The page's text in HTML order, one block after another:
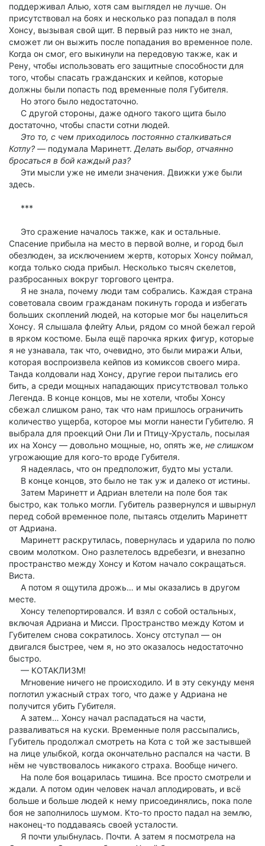
поддерживал Алью, хотя сам выглядел не лучше. Он
присутствовал на боях и несколько раз попадал в поля
Хонсу, вызывая свой щит. В первый раз никто не знал,
сможет ли он выжить после попадания во временное поле.
Когда он смог, его выкинули на передовую также, как и
Рену, чтобы использовать его защитные способности для
того, чтобы спасать гражданских и кейпов, которые
должны были попасть под временные поля Губителя.
Но этого было недостаточно.
С другой стороны, даже одного такого щита было
достаточно, чтобы спасти сотни людей.
Это то, с чем приходилось постоянно сталкиваться
Котлу? — подумала Маринетт. Делать выбор, отчаянно
бросаться в бой каждый раз?
Эти мысли уже не имели значения. Движки уже были
здесь.
***
Это сражение началось также, как и остальные.
Спасение прибыла на место в первой волне, и город был
обезлюден, за исключением жертв, которых Хонсу поймал,
когда только сюда прибыл. Несколько тысяч скелетов,
разбросанных вокруг торгового центра.
Я не знала, почему люди там собрались. Каждая страна
советовала своим гражданам покинуть города и избегать
больших скоплений людей, на которые мог бы нацелиться
Хонсу. Я слышала флейту Альи, рядом со мной бежал герой
в ярком костюме. Была ещё парочка ярких фигур, которые
я не узнавала, так что, очевидно, это были миражи Альи,
которая воспроизвела кейпов из комиксов своего мира.
Танда колдовали над Хонсу, другие герои пытались его
бить, а среди мощных нападающих присутствовал только
Легенда. В конце концов, мы не хотели, чтобы Хонсу
сбежал слишком рано, так что нам пришлось ограничить
количество ущерба, которое мы могли нанести Губителю. Я
выбрала для проекций Они Ли и Птицу-Хрусталь, посылая
их на Хонсу — довольно мощные, но, опять же, не слишком
угрожающие для кого-то вроде Губителя.
Я надеялась, что он предположит, будто мы устали.
В конце концов, это было не так уж и далеко от истины.
Затем Маринетт и Адриан влетели на поле боя так
быстро, как только могли. Губитель развернулся и швырнул
перед собой временное поле, пытаясь отделить Маринетт
от Адриана.
Маринетт раскрутилась, повернулась и ударила по полю
своим молотком. Оно разлетелось вдребезги, и внезапно
пространство между Хонсу и Котом начало сокращаться.
Виста.
А потом я ощутила дрожь… и мы оказались в другом
месте.
Хонсу телепортировался. И взял с собой остальных,
включая Адриана и Мисси. Пространство между Котом и
Губителем снова сократилось. Хонсу отступал — он
двигался быстрее, чем я, но это оказалось недостаточно
быстро.
— КОТАКЛИЗМ!
Мгновение ничего не происходило. И в эту секунду меня
поглотил ужасный страх того, что даже у Адриана не
получится убить Губителя.
А затем… Хонсу начал распадаться на части,
разваливаться на куски. Временные поля рассыпались,
Губитель продолжал смотреть на Кота с той же застывшей
на лице улыбкой, когда окончательно распался на части. В
нём не чувствовалось никакого страха. Вообще ничего.
На поле боя воцарилась тишина. Все просто смотрели и
ждали. А потом один человек начал аплодировать, и всё
больше и больше людей к нему присоединялись, пока поле
боя не заполнилось шумом. Кто-то просто падал на землю,
наконец-то поддаваясь своей усталости.
Я почти улыбнулась. Почти. А затем я посмотрела на